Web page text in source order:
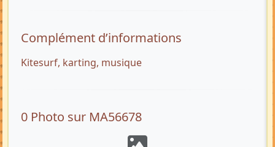
Complément d’informations
Kitesurf, karting, musique
0 Photo sur MA56678